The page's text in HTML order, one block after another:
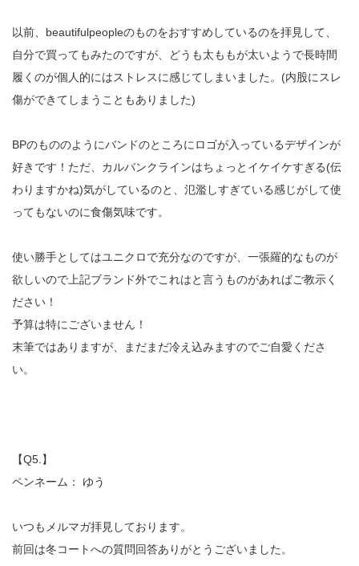
以前、beautifulpeopleのものをおすすめしているのを拝見して、
自分で買ってもみたのですが、どうも太ももが太いようで長時間
履くのが個人的にはストレスに感じてしまいました。(内股にスレ
傷ができてしまうこともありました)
BPのもののようにバンドのところにロゴが入っているデザインが
好きです！ただ、カルバンクラインはちょっとイケイケすぎる(伝
わりますかね)気がしているのと、氾濫しすぎている感じがして使
ってもないのに食傷気味です。
使い勝手としてはユニクロで充分なのですが、一張羅的なものが
欲しいので上記ブランド外でこれはと言うものがあればご教示く
ださい！
予算は特にございません！
末筆ではありますが、まだまだ冷え込みますのでご自愛くださ
い。
【Q5.】
ペンネーム： ゆう
いつもメルマガ拝見しております。
前回は冬コートへの質問回答ありがとうございました。